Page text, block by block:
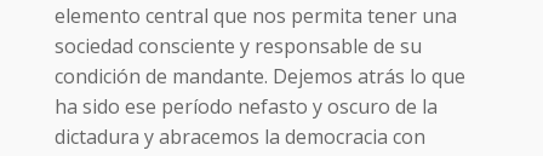
elemento central que nos permita tener una
sociedad consciente y responsable de su
condición de mandante. Dejemos atrás lo que
ha sido ese período nefasto y oscuro de la
dictadura y abracemos la democracia con